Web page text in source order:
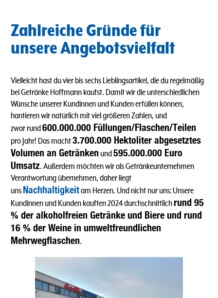
Zahlreiche Gründe für
unsere Angebotsvielfalt
Vielleicht hast du vier bis sechs Lieblingsartikel, die du regelmäßig
bei Getränke Hoffmann kaufst. Damit wir die unterschiedlichen
Wünsche unserer Kundinnen und Kunden erfüllen können,
hantieren wir natürlich mit viel größeren Zahlen, und
zwar rund600.000.000 Füllungen/Flaschen/Teilen
pro Jahr! Das macht3.700.000 Hektoliter abgesetztes
Volumen an Getränken und595.000.000 Euro
Umsatz. Außerdem möchten wir als Getränkeunternehmen
Verantwortung übernehmen, daher liegt
uns Nachhaltigkeitam Herzen. Und nicht nur uns: Unsere
Kundinnen und Kunden kauften 2024 durchschnittlich rund 95
% der alkoholfreien Getränke und Biere und rund
16 % der Weine in umweltfreundlichen
Mehrwegflaschen.